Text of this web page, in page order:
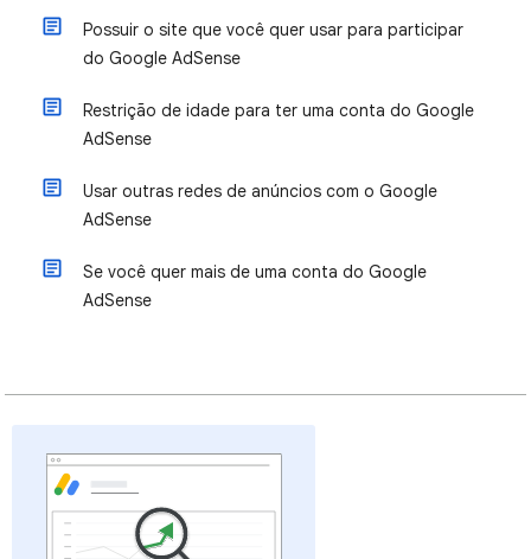
Possuir o site que você quer usar para participar
do Google AdSense
Restrição de idade para ter uma conta do Google
AdSense
Usar outras redes de anúncios com o Google
AdSense
Se você quer mais de uma conta do Google
AdSense